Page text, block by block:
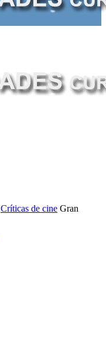
Críticas de cine Gran